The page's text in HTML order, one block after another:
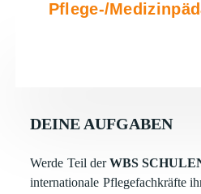
Pflege-/
DEINE AUFGABEN
Werde Teil derWBS
internationale Pflegefachkräfte